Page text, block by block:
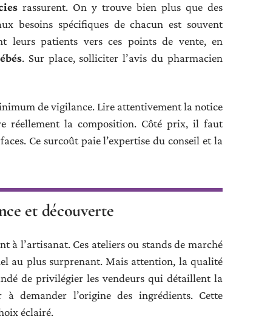
rassurent. On y trouve bien plus que des
besoins spécifiques de chacun est souvent
leurs patients vers ces points de vente, en
. Sur place, solliciter l’avis du pharmacien
de vigilance. Lire attentivement la notice
réellement la composition. Côté prix, il faut
Ce surcoût paie l’expertise du conseil et la
et découverte
à l’artisanat. Ces ateliers ou stands de marché
au plus surprenant. Mais attention, la qualité
de privilégier les vendeurs qui détaillent la
demander l’origine des ingrédients. Cette
éclairé.